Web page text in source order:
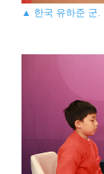
▲ 한국 유하준 군.